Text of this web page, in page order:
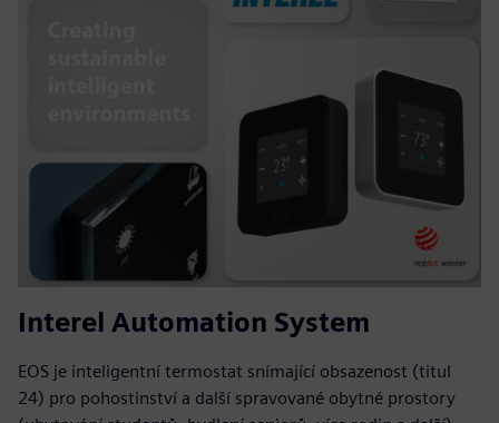
Interel Automation System
EOS je inteligentní termostat snímající obsazenost (titul
24) pro pohostinství a další spravované obytné prostory